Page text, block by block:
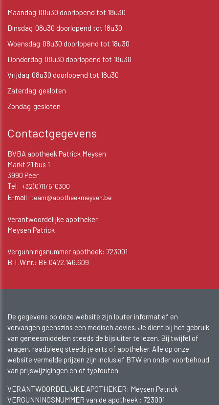
Maandag 08u30 doorlopend tot 18u30
Dinsdag 08u30 doorlopend tot 18u30
Woensdag 08u30 doorlopend tot 18u30
Donderdag 08u30 doorlopend tot 18u30
Vrijdag 08u30 doorlopend tot 18u30
Zaterdag gesloten
Zondag gesloten
Contactgegevens
BVBA apotheek Patrick Meysen
Markt 21 bus 1
3990 Peer
Tel: +32(0)11/610300
E-mail: team@apotheekmeysen.be
Verantwoordelijke apotheker:
Meysen Patrick
Vergunningsnummer apotheek: 723001
B.T.W.nr.: BE 0472.146.609
De gegevens op deze website zijn louter informatief en
vervangen geenszins een medisch advies. Je dient bij het gebruik
van geneesmiddelen steeds de bijsluiter te lezen. Bij twijfel of
vragen, raadpleeg steeds je arts of apotheker. Alle op onze
website vermelde prijzen zijn inclusief BTW en onder voorbehoud
van prijswijzigingen en of typfouten.
VERANTWOORDELIJKE APOTHEKER: Meysen Patrick
VERGUNNINGSNUMMER van de apotheek : 723001